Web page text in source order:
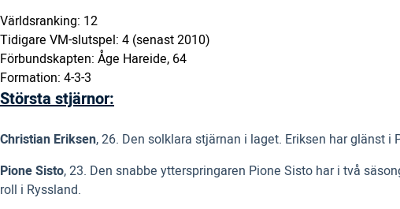
Världsranking: 12
Tidigare VM-slutspel: 4 (senast 2010)
Förbundskapten: Åge Hareide, 64
Formation: 4-3-3
Största stjärnor:
Christian Eriksen, 26. Den solklara stjärnan i laget. Eriksen har glänst
Pione Sisto, 23. Den snabbe ytterspringaren Pione Sisto har i två
roll i Ryssland.